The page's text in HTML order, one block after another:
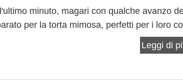
minuto, magari con qualche avanzo
per la torta mimosa, perfetti per i loro
sapore di limone, per essere preparati
Leggi di